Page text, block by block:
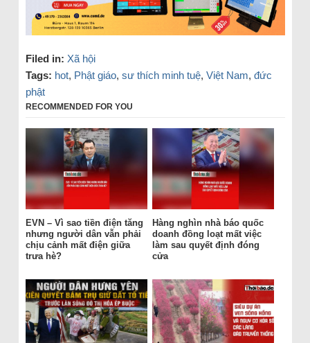
Filed in: Xã hội
Tags: hot, Phật giáo, sư thích minh tuệ, Việt Nam, đức
phật
RECOMMENDED FOR YOU
EVN – Vì sao tiền điện tăng
nhưng người dân vẫn phải
chịu cảnh mất điện giữa
trưa hè?
Hàng nghìn nhà báo quốc
doanh đồng loạt mất việc
làm sau quyết định đóng
cửa